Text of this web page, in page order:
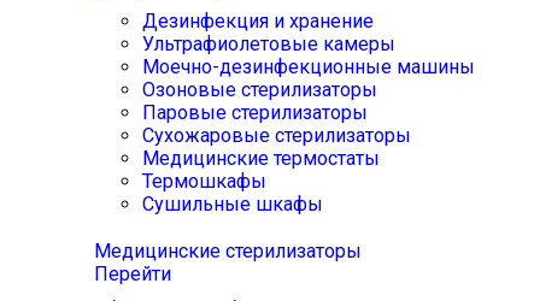
Дезинфекция и хранение
Ультрафиолетовые камеры
Моечно-дезинфекционные машины
Озоновые стерилизаторы
Паровые стерилизаторы
Сухожаровые стерилизаторы
Медицинские термостаты
Термошкафы
Сушильные шкафы
Медицинские стерилизаторы
Перейти